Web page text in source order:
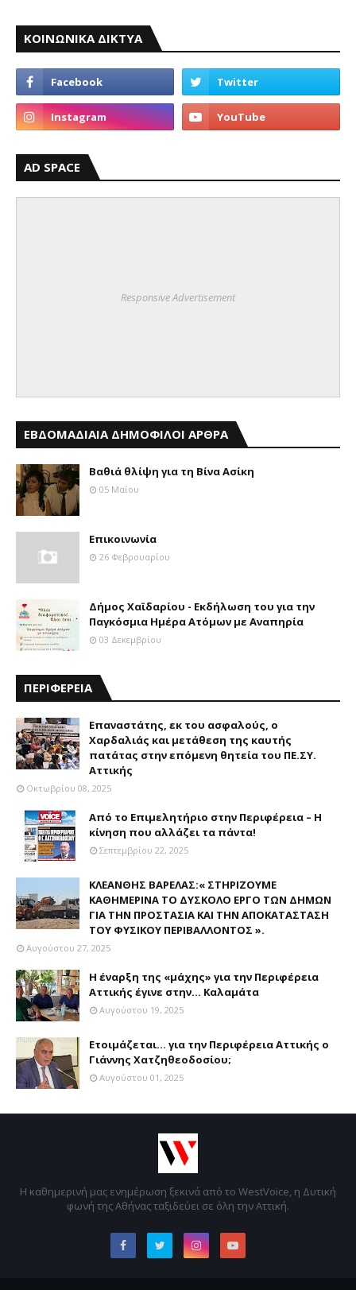
ΚΟΙΝΩΝΙΚΑ ΔΙΚΤΥΑ
AD SPACE
Responsive Advertisement
ΕΒΔΟΜΑΔΙΑΙΑ ΔΗΜΟΦΙΛΟΙ ΑΡΘΡΑ
Βαθιά θλίψη για τη Βίνα Ασίκη
05 Μαΐου
Επικοινωνία
26 Φεβρουαρίου
Δήμος Χαϊδαρίου - Εκδήλωση του για την
Παγκόσμια Ημέρα Ατόμων με Αναπηρία
03 Δεκεμβρίου
ΠΕΡΙΦΕΡΕΙΑ
Επαναστάτης, εκ του ασφαλούς, ο
Χαρδαλιάς και μετάθεση της καυτής
πατάτας στην επόμενη θητεία του ΠΕ.ΣΥ.
Αττικής
Οκτωβρίου 08, 2025
Από το Επιμελητήριο στην Περιφέρεια – Η
κίνηση που αλλάζει τα πάντα!
Σεπτεμβρίου 22, 2025
ΚΛΕΑΝΘΗΣ ΒΑΡΕΛΑΣ:« ΣΤΗΡΙΖΟΥΜΕ
ΚΑΘΗΜΕΡΙΝΑ ΤΟ ΔΥΣΚΟΛΟ ΕΡΓΟ ΤΩΝ ΔΗΜΩΝ
ΓΙΑ ΤΗΝ ΠΡΟΣΤΑΣΙΑ ΚΑΙ ΤΗΝ ΑΠΟΚΑΤΑΣΤΑΣΗ
ΤΟΥ ΦΥΣΙΚΟΥ ΠΕΡΙΒΑΛΛΟΝΤΟΣ ».
Αυγούστου 27, 2025
Η έναρξη της «μάχης» για την Περιφέρεια
Αττικής έγινε στην... Καλαμάτα
Αυγούστου 19, 2025
Ετοιμάζεται... για την Περιφέρεια Αττικής ο
Γιάννης Χατζηθεοδοσίου;
Αυγούστου 01, 2025
Η καθημερινή μας ενημέρωση ξεκινά από το WestVoice, η Δυτική
φωνή της Αθήνας ταξιδεύει σε όλη την Αττική.